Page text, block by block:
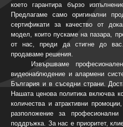
което гарантира бързо
Предлагаме само оригинални
сертификати за качество от
модел, които пускаме на пазара,
от нас, преди да стигне до
продаваме решения.
Извършваме
видеонаблюдение и алармени
България и в съседни страни.
Нашата ценова политика включва
количества и атрактивни
разположение за професионални
поддръжка. За нас е приоритет,